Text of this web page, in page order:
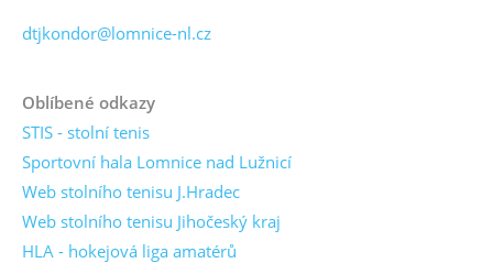
dtjkondor@lomnice-nl.cz
Oblíbené odkazy
STIS - stolní tenis
Sportovní hala Lomnice nad Lužnicí
Web stolního tenisu J.Hradec
Web stolního tenisu Jihočeský kraj
HLA - hokejová liga amatérů